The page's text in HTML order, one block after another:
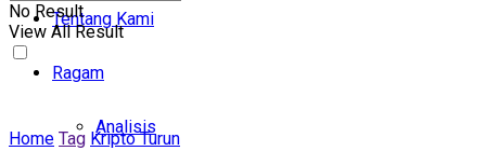
Tentang Kami
Ragam
Analisis
No Result
View All Result
Home Tag Kripto Turun